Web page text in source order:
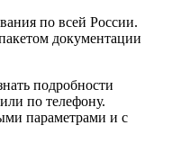
по всей России.
документации
подробности
по телефону.
параметрами и с